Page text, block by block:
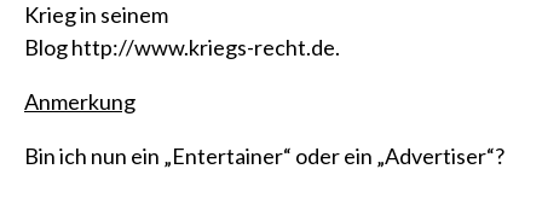
Krieg in seinem
Bloghttp://www.kriegs-recht.de.
Anmerkung
Bin ich nun ein „Entertainer“ oder ein „Advertiser“?